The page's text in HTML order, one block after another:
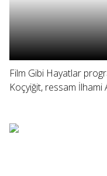
Film Gibi Hayatlar
Koçyiğit, ressam İlhami